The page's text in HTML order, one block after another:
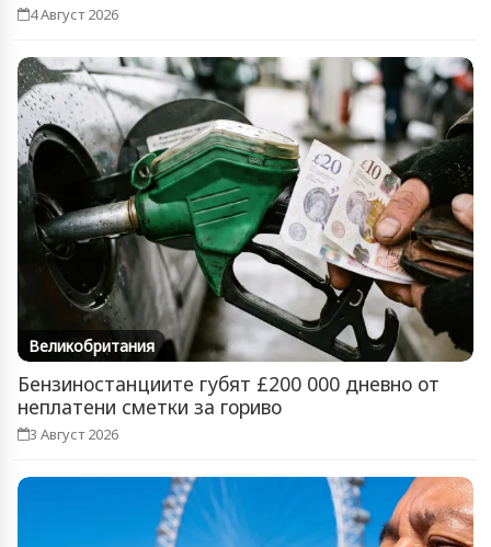
4 Август 2026
Великобритания
Бензиностанциите губят £200 000 дневно от
неплатени сметки за гориво
3 Август 2026